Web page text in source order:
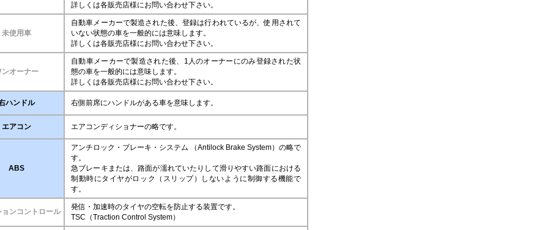
詳しくは各販売店様にお問い合わせ下さい。
未使用車
自動車メーカーで製造された後、登録は行われているが、使用されて
いない状態の車を一般的には意味します。
詳しくは各販売店様にお問い合わせ下さい。
ンオーナー
自動車メーカーで製造された後、1人のオーナーにのみ登録された状
態の車を一般的には意味します。
詳しくは各販売店様にお問い合わせ下さい。
ハンドル 右側前席にハンドルがある車を意味します。
エアコン エアコンディショナーの略です。
ABS
アンチロック・ブレーキ・システム （Antilock Brake System）の略で
す。
急ブレーキまたは、路面が濡れていたりして滑りやすい路面における
制動時にタイヤがロック（スリップ）しないように制御する機能で
す。
ョンコントロール
発信・加速時のタイヤの空転を防止する装置です。
TSC（Traction Control System）